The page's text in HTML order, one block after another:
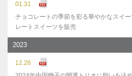
01.31
チョコレートの季節を彩る華やかなスイ
レートスイーツを販売
2023
12.26